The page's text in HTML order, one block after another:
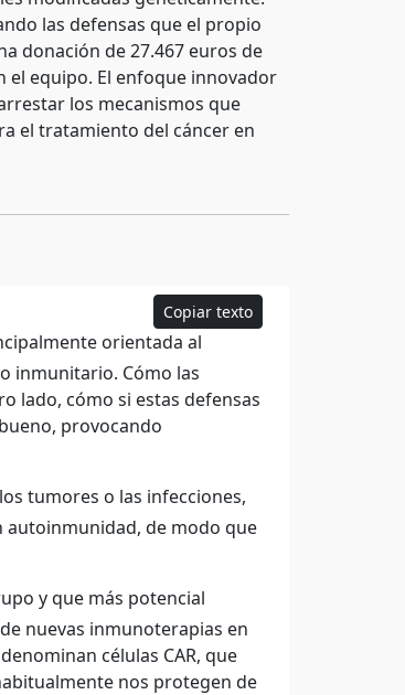
las defensas que el propio
donación de 27.467 euros de
el equipo. El enfoque innovador
los mecanismos que
el tratamiento del cáncer en
Copiar texto
orientada al
inmunitario. Cómo las
lado, cómo si estas defensas
provocando
tumores o las infecciones,
autoinmunidad, de modo que
y que más potencial
nuevas inmunoterapias en
células CAR, que
nos protegen de